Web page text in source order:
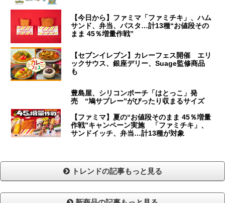
【今日から】ファミマ「ファミチキ」、ハム
サンド、弁当、パスタ…計13種“お値段その
まま 45％増量作戦”
【セブンイレブン】カレーフェス開催 エリ
ックサウス、銀座デリー、Suage監修商品
も
豊島屋、シリコンポーチ「はとっこ」発
売 “鳩サブレー”がぴったり収まるサイズ
【ファミマ】夏の“お値段そのまま 45％増量
作戦”キャンペーン実施 「ファミチキ」、
サンドイッチ、弁当…計13種が対象
トレンドの記事もっと見る